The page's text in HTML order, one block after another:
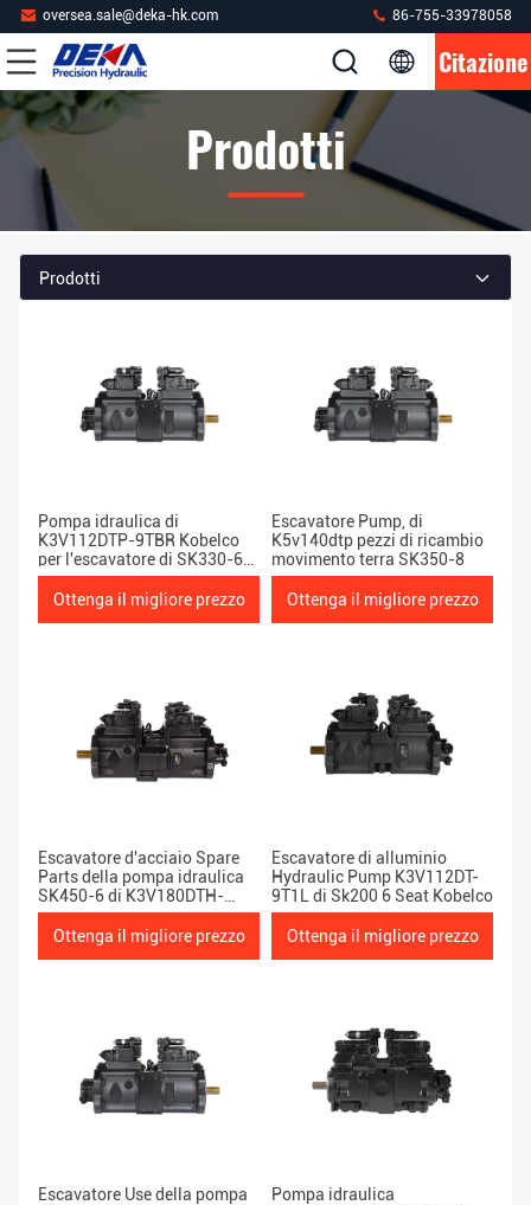
oversea.sale@deka-hk.com 86-755-33978058
Citazione
Prodotti
Prodotti
Pompa idraulica di
K3V112DTP-9TBR Kobelco
per l'escavatore di SK330-6E
D3V112
Ottenga il migliore prezzo
Escavatore Pump, di
K5v140dtp pezzi di ricambio
movimento terra SK350-8
Ottenga il migliore prezzo
Escavatore d'acciaio Spare
Parts della pompa idraulica
SK450-6 di K3V180DTH-
9TOV Kobelco
Ottenga il migliore prezzo
Escavatore di alluminio
Hydraulic Pump K3V112DT-
9T1L di Sk200 6 Seat Kobelco
Ottenga il migliore prezzo
Escavatore Use della pompa
Pompa idraulica